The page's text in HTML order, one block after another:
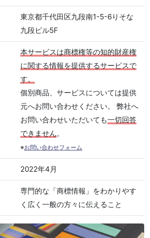
東京都千代田区九段南1-5-6りそな
九段ビル5F
本サービスは商標権等の知的財産権
に関する情報を提供するサービスで
す。
個別商品、サービスについては提供
元へお問い合わせください。 弊社へ
お問い合わせいただいても一切回答
できません。
※お問い合わせフォーム
2022年4月
専門的な「商標情報」をわかりやす
く広く一般の方々に伝えること